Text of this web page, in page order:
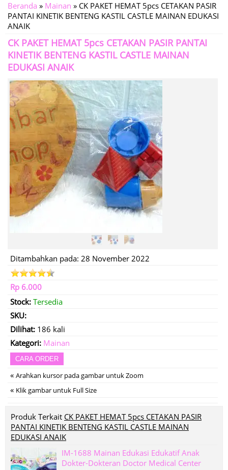
Beranda » Mainan » CK PAKET HEMAT 5pcs CETAKAN PASIR
PANTAI KINETIK BENTENG KASTIL CASTLE MAINAN EDUKASI
ANAIK
CK PAKET HEMAT 5pcs CETAKAN PASIR PANTAI
KINETIK BENTENG KASTIL CASTLE MAINAN
EDUKASI ANAIK
Ditambahkan pada: 28 November 2022
Rp 6.000
Stock: Tersedia
SKU:
Dilihat: 186 kali
Kategori: Mainan
CARA ORDER
« Arahkan kursor pada gambar untuk Zoom
« Klik gambar untuk Full Size
Produk Terkait CK PAKET HEMAT 5pcs CETAKAN PASIR
PANTAI KINETIK BENTENG KASTIL CASTLE MAINAN
EDUKASI ANAIK
IM-1688 Mainan Edukasi Edukatif Anak
Dokter-Dokteran Doctor Medical Center